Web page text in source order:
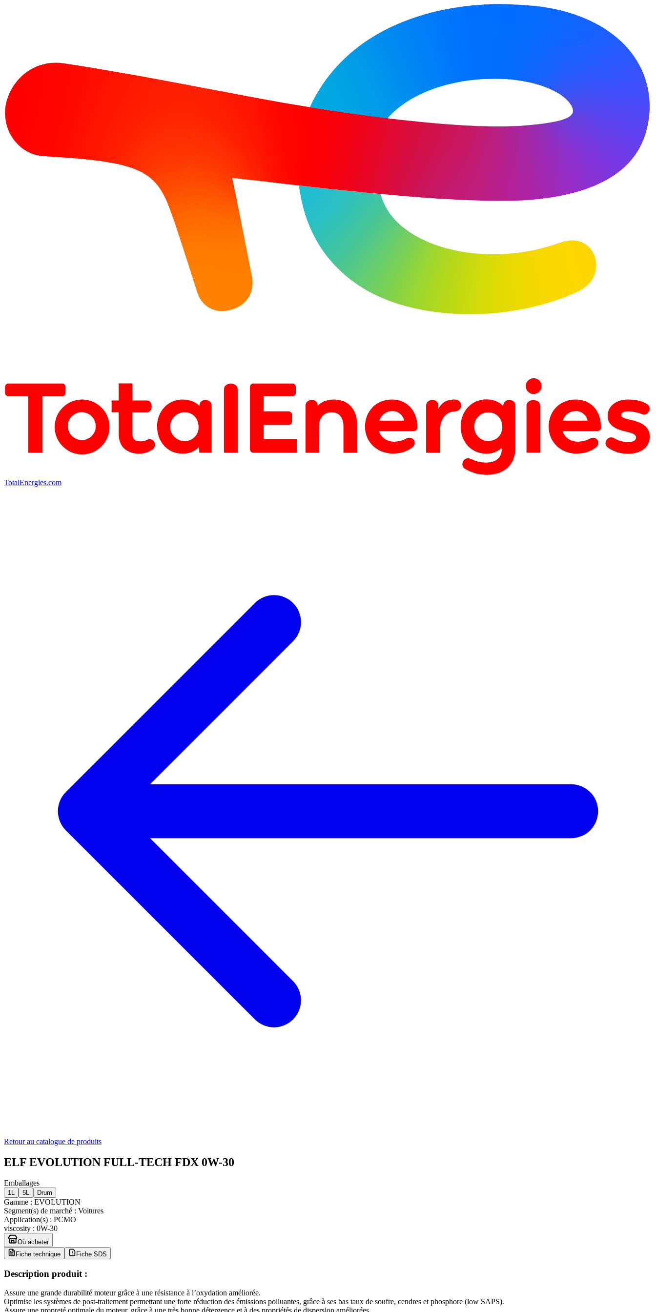
TotalEnergies.com
Retour au catalogue de produits
ELF EVOLUTION FULL-TECH FDX 0W-30
Emballages
1L 5L Drum
Gamme : EVOLUTION
Segment(s) de marché : Voitures
Application(s) : PCMO
viscosity : 0W-30
Où acheter
Fiche technique
Fiche SDS
Description produit :
Assure une grande durabilité moteur grâce à une résistance à l’oxydation améliorée.
Optimise les systèmes de post-traitement permettant une forte réduction des émissions polluantes, grâce à ses bas taux de soufre, cendres et phosphore (low SAPS).
Assure une propreté optimale du moteur, grâce à une très bonne détergence et à des propriétés de dispersion améliorées.